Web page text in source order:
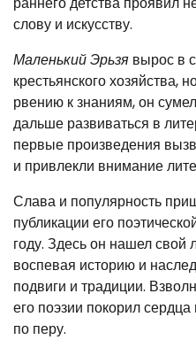
слову и искусству.
Маленький Эрьзя вырос в
крестьянского хозяйства,
рвению к знаниям, он
дальше развиваться в
первые произведения
и привлекли внимание
Слава и популярность
публикации его
году. Здесь он нашел свой
воспевая историю и
подвиги и традиции.
его поэзии покорил
по перу.